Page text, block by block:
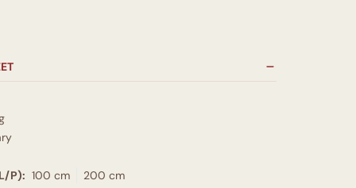
P): 100 cm 200 cm